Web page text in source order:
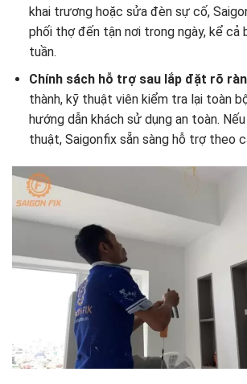
khai trương hoặc sửa đèn sự cố,
phối thợ đến tận nơi trong ngày, kể cả
tuần.
Chính sách hỗ trợ sau lắp đặt rõ
thành, kỹ thuật viên kiểm tra lại toàn
hướng dẫn khách sử dụng an toàn.
thuật, Saigonfix sẵn sàng hỗ trợ theo